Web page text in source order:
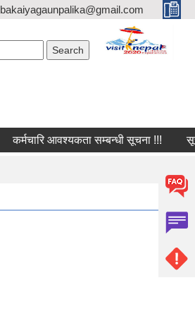
bakaiyagaunpalika@gmail.com
कर्मचारि आवश्यकता सम्बन्धी सूचना !!!